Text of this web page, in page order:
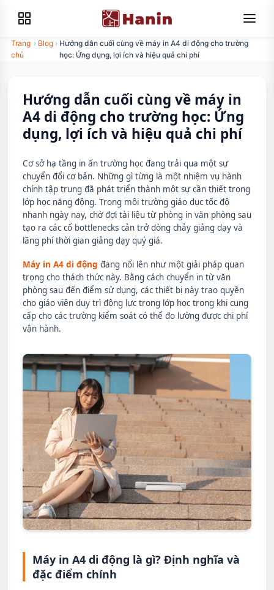
Trang
chủ
› Blog › Hướng dẫn cuối cùng về máy in A4 di động cho trường
học: Ứng dụng, lợi ích và hiệu quả chi phí
Hướng dẫn cuối cùng về máy in
A4 di động cho trường học: Ứng
dụng, lợi ích và hiệu quả chi phí
Cơ sở hạ tầng in ấn trường học đang trải qua một sự
chuyển đổi cơ bản. Những gì từng là một nhiệm vụ hành
chính tập trung đã phát triển thành một sự cần thiết trong
lớp học năng động. Trong môi trường giáo dục tốc độ
nhanh ngày nay, chờ đợi tài liệu từ phòng in văn phòng sau
tạo ra các cổ bottlenecks cản trở dòng chảy giảng dạy và
lãng phí thời gian giảng dạy quý giá.
Máy in A4 di động đang nổi lên như một giải pháp quan
trọng cho thách thức này. Bằng cách chuyển in từ văn
phòng sau đến điểm sử dụng, các thiết bị này trao quyền
cho giáo viên duy trì động lực trong lớp học trong khi cung
cấp cho các trường kiểm soát có thể đo lường được chi phí
vận hành.
Máy in A4 di động là gì? Định nghĩa và
đặc điểm chính